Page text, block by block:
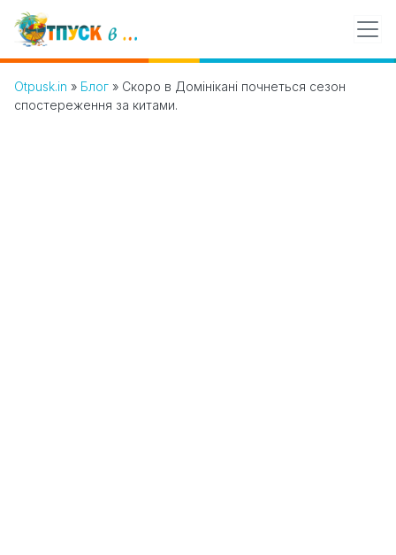
Otpusk.in » Блог » Скоро в Домінікані почнеться сезон
спостереження за китами.